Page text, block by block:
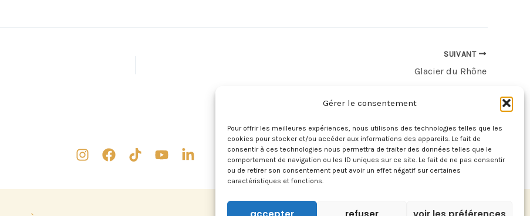
Gérer le consentement
Pour offrir les meilleures expériences, nous utilisons des technologies telles que les
cookies pour stocker et/ou accéder aux informations des appareils. Le fait de
consentir à ces technologies nous permettra de traiter des données telles que le
comportement de navigation ou les ID uniques sur ce site. Le fait de ne pas consentir
ou de retirer son consentement peut avoir un effet négatif sur certaines
caractéristiques et fonctions.
SUIVANT
Glacier du Rhône